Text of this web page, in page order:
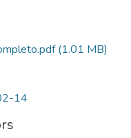
(1.01 MB)
14